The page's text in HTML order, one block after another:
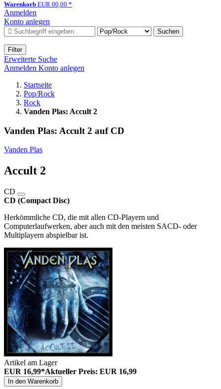
Warenkorb EUR 00,00 *
Anmelden
Konto anlegen
Suchen
Filter
Erweiterte Suche
Anmelden Konto anlegen
Startseite
Pop/Rock
Rock
Vanden Plas: Accult 2
Vanden Plas: Accult 2 auf CD
Vanden Plas
Accult 2
CD
CD (Compact Disc)
Herkömmliche CD, die mit allen CD-Playern und
Computerlaufwerken, aber auch mit den meisten SACD- oder
Multiplayern abspielbar ist.
Artikel am Lager
EUR 16,99*Aktueller Preis: EUR 16,99
In den Warenkorb